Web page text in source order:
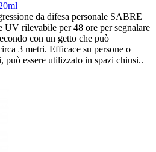
da difesa personale SABRE
UV rilevabile per 48 ore per segnalare
con un getto che può
3 metri. Efficace su persone o
può essere utilizzato in spazi chiusi..